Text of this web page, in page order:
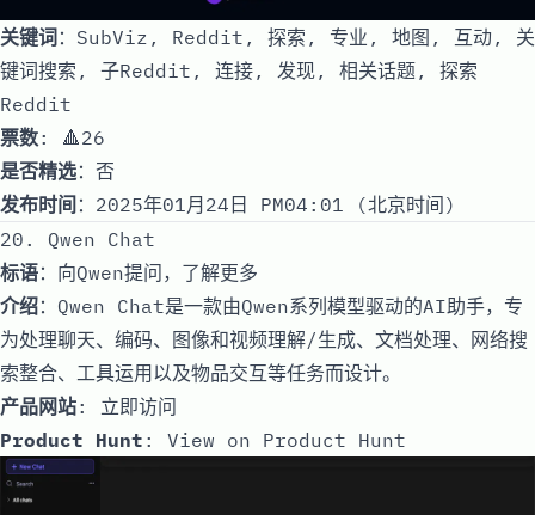
关键词：SubViz, Reddit, 探索, 专业, 地图, 互动, 关
键词搜索, 子Reddit, 连接, 发现, 相关话题, 探索
Reddit
票数: 🔺26
是否精选：否
发布时间 ：2025年01月24日 PM04:01 (北京时间)
20. Qwen Chat
标语：向Qwen提问，了解更多
介绍：Qwen Chat是一款由Qwen系列模型驱动的AI助手，专
为处理聊天、编码、图像和视频理解/生成、文档处理、网络搜
索整合、工具运用以及物品交互等任务而设计。
产品网站: 立即访问
Product Hunt : View on Product Hunt